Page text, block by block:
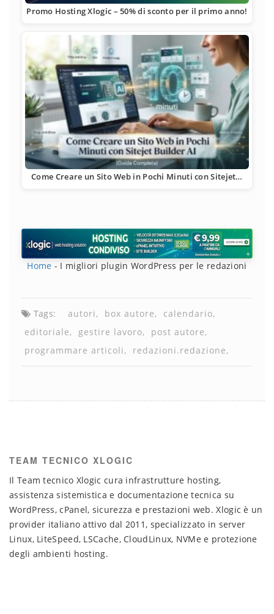
Promo Hosting Xlogic – 50% di sconto per il primo anno!
Come Creare un Sito Web in Pochi Minuti con Sitejet…
Home - I migliori plugin WordPress per le redazioni
Tags: autori box autore
calendario
editoriale
gestire lavoro
post autore
programmare articoli
redazioni.redazione
TEAM TECNICO XLOGIC
Il Team tecnico Xlogic cura infrastrutture hosting,
assistenza sistemistica e documentazione tecnica su
WordPress, cPanel, sicurezza e prestazioni web. Xlogic è un
provider italiano attivo dal 2011, specializzato in server
Linux, LiteSpeed, LSCache, CloudLinux, NVMe e protezione
degli ambienti hosting.